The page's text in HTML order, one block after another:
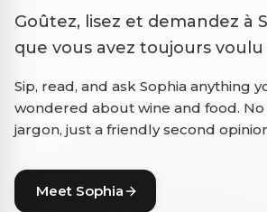
Goûtez, lisez et demandez à
que vous avez toujours voulu
Sip, read, and ask Sophia anything
wondered about wine and food. No
jargon, just a friendly second
Meet Sophia